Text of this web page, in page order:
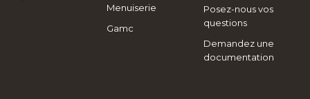
Menuiserie
Gamc
Posez-nous vos
questions
Demandez une
documentation